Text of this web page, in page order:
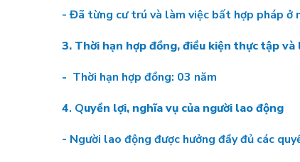
- Đã từng cư trú và làm việc bất hợp pháp ở
3. Thời hạn hợp đồng, điều kiện thực tập và
- Thời hạn hợp đồng: 03 năm
4. Quyền lợi, nghĩa vụ của người lao động
- Người lao động được hưởng đầy đủ các